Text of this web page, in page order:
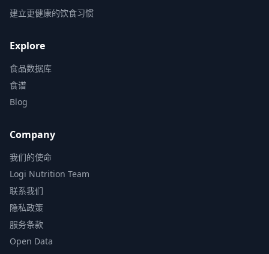
建立更健康的饮食习惯
Explore
食品数据库
食谱
Blog
Company
我们的使命
Logi Nutrition Team
联系我们
隐私政策
服务条款
Open Data